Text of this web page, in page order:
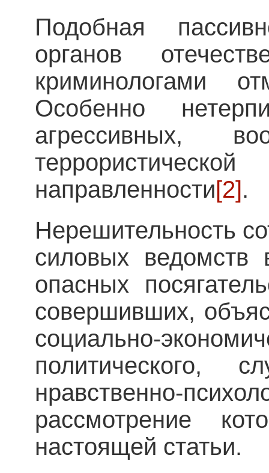
Подобная
органов
криминологами
Особенно
агрессивных,
направленности[2].
Нерешительность
силовых ведомств
опасных
совершивших,
социально-
политического,
нравственно-
рассмотрение
настоящей статьи.